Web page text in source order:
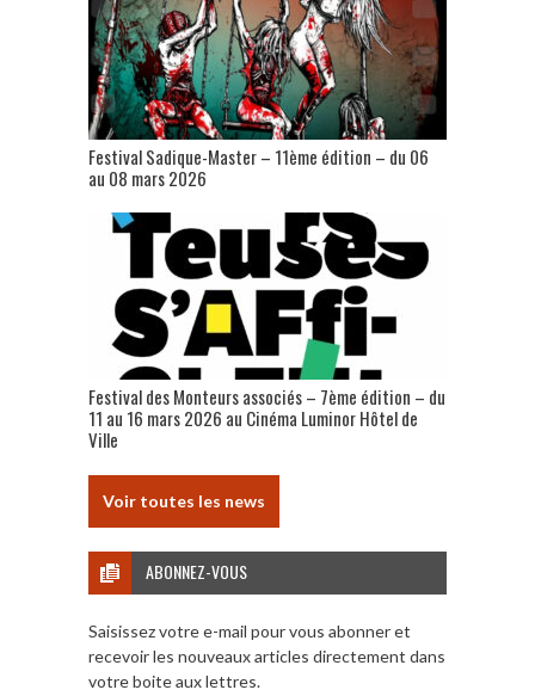
Festival Sadique-Master – 11ème édition – du 06
au 08 mars 2026
Festival des Monteurs associés – 7ème édition – du
11 au 16 mars 2026 au Cinéma Luminor Hôtel de
Ville
Voir toutes les news
ABONNEZ-VOUS
Saisissez votre e-mail pour vous abonner et
recevoir les nouveaux articles directement dans
votre boite aux lettres.